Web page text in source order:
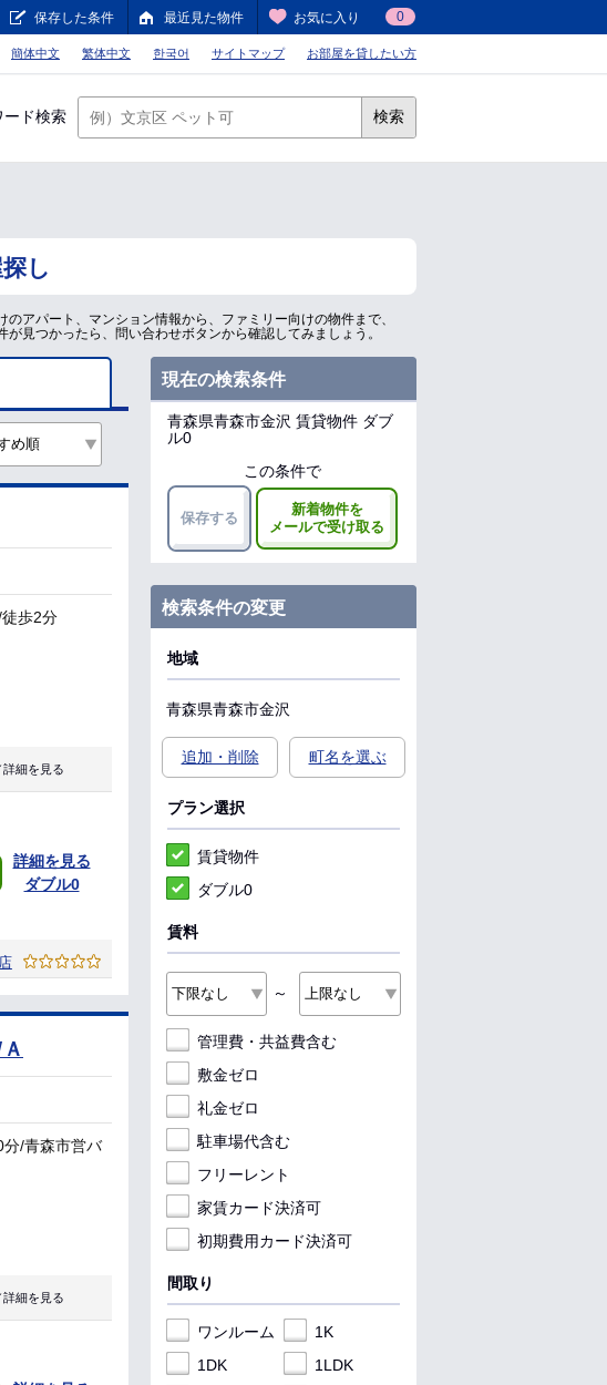
保存した条件 最近見た物件 お気に入り 0
簡体中文 繁体中文 한국어 サイトマップ お部屋を貸したい方
ード検索 検索
し
アパート、マンション情報から、ファミリー向けの物件まで、
見つかったら、問い合わせボタンから確認してみましょう。
歩2分
詳細を見る
詳細を見る
ダブル0
/青森市営バ
詳細を見る
現在の検索条件
青森県青森市金沢 賃貸物件 ダブ
ル0
この条件で
保存する
新着物件を
メールで受け取る
検索条件の変更
地域
青森県青森市金沢
追加・削除 町名を選ぶ
プラン選択
賃貸物件
ダブル0
賃料
～
管理費・共益費含む
敷金ゼロ
礼金ゼロ
駐車場代含む
フリーレント
家賃カード決済可
初期費用カード決済可
間取り
ワンルーム
1K
1DK
1LDK